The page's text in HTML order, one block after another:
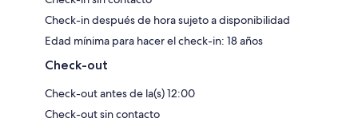
Check-in después de hora sujeto a disponibilidad
Edad mínima para hacer el check-in: 18 años
Check-out
Check-out antes de la(s) 12:00
Check-out sin contacto